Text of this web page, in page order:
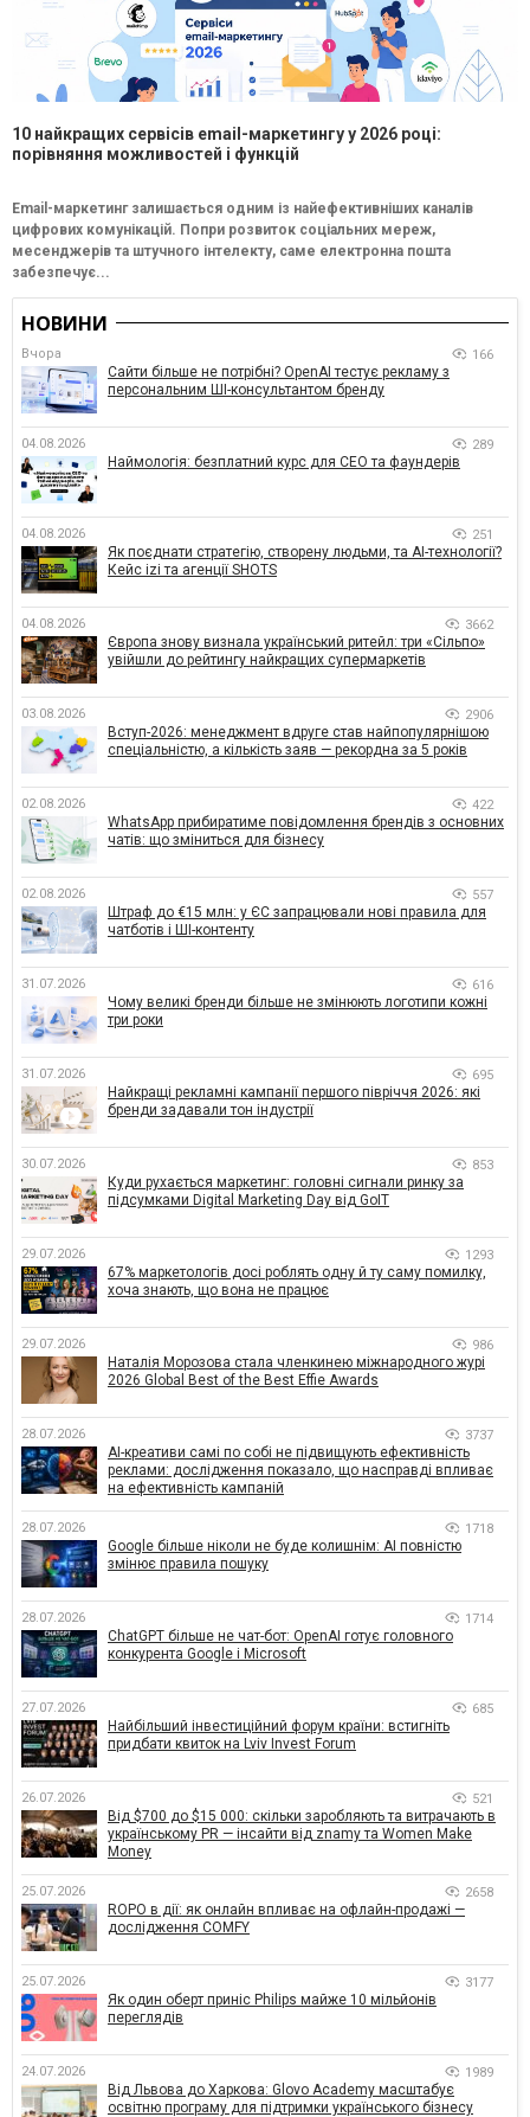
10 найкращих сервісів email-маркетингу у 2026 році:
порівняння можливостей і функцій
Email-маркетинг залишається одним із найефективніших каналів
цифрових комунікацій. Попри розвиток соціальних мереж,
месенджерів та штучного інтелекту, саме електронна пошта
забезпечує...
НОВИНИ
Вчора 166
Сайти більше не потрібні? OpenAI тестує рекламу з
персональним ШІ-консультантом бренду
04.08.2026 289
Наймологія: безплатний курс для CEO та фаундерів
04.08.2026 251
Як поєднати стратегію, створену людьми, та AI-технології?
Кейс izi та агенції SHOTS
04.08.2026 3662
Європа знову визнала український ритейл: три «Сільпо»
увійшли до рейтингу найкращих супермаркетів
03.08.2026 2906
Вступ-2026: менеджмент вдруге став найпопулярнішою
спеціальністю, а кількість заяв — рекордна за 5 років
02.08.2026 422
WhatsApp прибиратиме повідомлення брендів з основних
чатів: що зміниться для бізнесу
02.08.2026 557
Штраф до €15 млн: у ЄС запрацювали нові правила для
чатботів і ШІ-контенту
31.07.2026 616
Чому великі бренди більше не змінюють логотипи кожні
три роки
31.07.2026 695
Найкращі рекламні кампанії першого півріччя 2026: які
бренди задавали тон індустрії
30.07.2026 853
Куди рухається маркетинг: головні сигнали ринку за
підсумками Digital Marketing Day від GoIT
29.07.2026 1293
67% маркетологів досі роблять одну й ту саму помилку,
хоча знають, що вона не працює
29.07.2026 986
Наталія Морозова стала членкинею міжнародного журі
2026 Global Best of the Best Effie Awards
28.07.2026 3737
AI-креативи самі по собі не підвищують ефективність
реклами: дослідження показало, що насправді впливає
на ефективність кампаній
28.07.2026 1718
Google більше ніколи не буде колишнім: AI повністю
змінює правила пошуку
28.07.2026 1714
ChatGPT більше не чат-бот: OpenAI готує головного
конкурента Google і Microsoft
27.07.2026 685
Найбільший інвестиційний форум країни: встигніть
придбати квиток на Lviv Invest Forum
26.07.2026 521
Від $700 до $15 000: скільки заробляють та витрачають в
українському PR — інсайти від znamy та Women Make
Money
25.07.2026 2658
ROPO в дії: як онлайн впливає на офлайн-продажі —
дослідження COMFY
25.07.2026 3177
Як один оберт приніс Philips майже 10 мільйонів
переглядів
24.07.2026 1989
Від Львова до Харкова: Glovo Academy масштабує
освітню програму для підтримки українського бізнесу